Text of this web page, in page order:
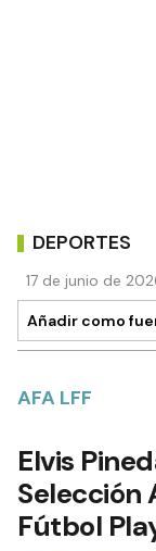
DEPORTES
17 de junio de
Añadir como
AFA LFF
Elvis
Selección
Fútbol